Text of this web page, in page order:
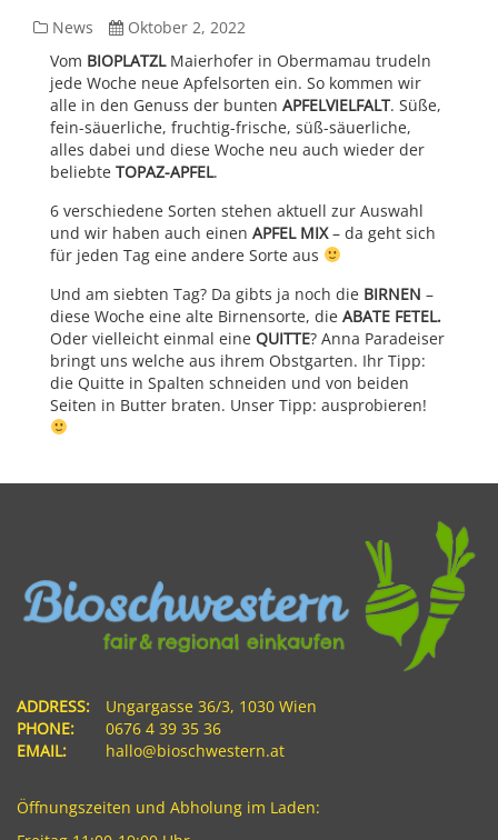
Schmeck
die
bunte
Apfelvielfalt
News
Oktober 2, 2022
Vom BIOPLATZLMaierhofer in Obermamau trudeln
jede Woche neue Apfelsorten ein. So kommen wir
alle in den Genuss der bunten APFELVIELFALT. Süße,
fein-säuerliche, fruchtig-frische, süß-säuerliche,
alles dabei und diese Woche neu auch wieder der
beliebte TOPAZ-APFEL.
6 verschiedene Sorten stehen aktuell zur Auswahl
und wir haben auch einen APFEL MIX– da geht sich
für jeden Tag eine andere Sorte aus
Und am siebten Tag? Da gibts ja noch die BIRNEN –
diese Woche eine alte Birnensorte, die ABATE FETEL.
Oder vielleicht einmal eine QUITTE? Anna Paradeiser
bringt uns welche aus ihrem Obstgarten. Ihr Tipp:
die Quitte in Spalten schneiden und von beiden
Seiten in Butter braten. Unser Tipp: ausprobieren!
ADDRESS:
Ungargasse 36/3, 1030 Wien
PHONE:
0676 4 39 35 36
EMAIL:
hallo@bioschwestern.at
Öffnungszeiten und Abholung im Laden: